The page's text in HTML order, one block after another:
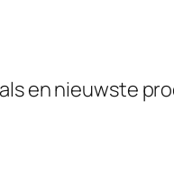
en nieuwste